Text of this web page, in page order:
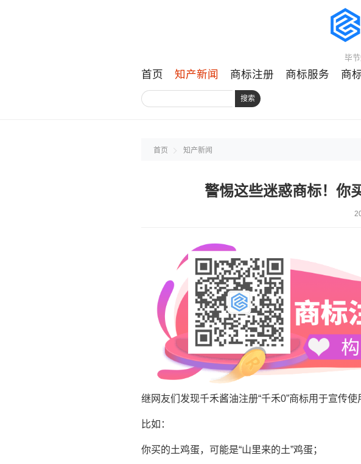
毕
首页 知产新闻 商标注册 商标服务 商
搜索
首页 知产新闻
警惕这些迷惑商标！你
继网友们发现千禾酱油注册“千禾0”商标用于宣传
比如：
你买的土鸡蛋，可能是“山里来的土”鸡蛋；